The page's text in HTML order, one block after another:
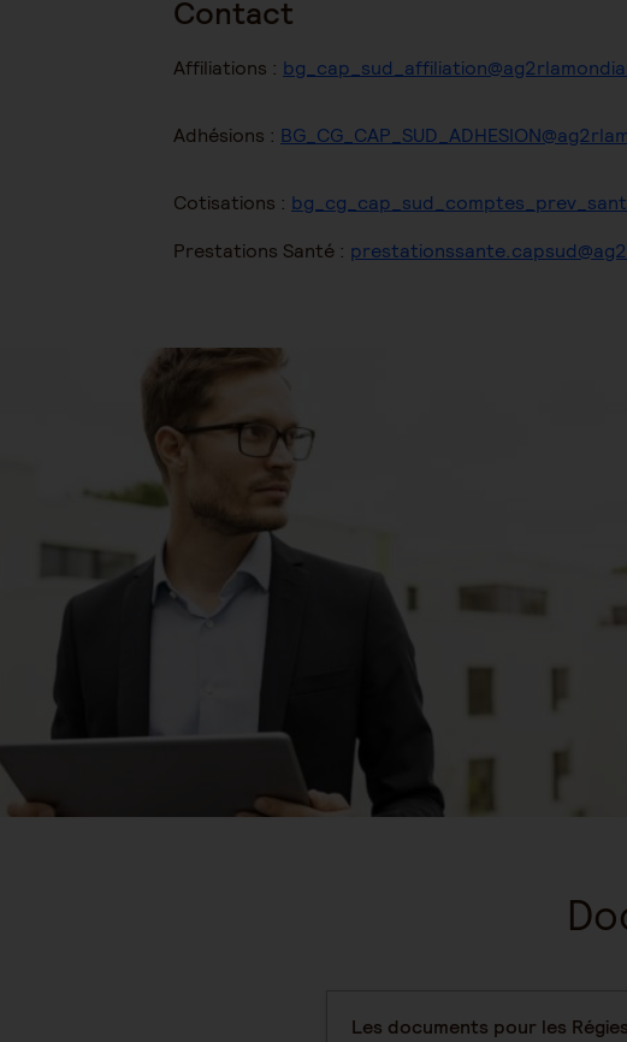
Contact
Affiliations :
Adhésions :
Cotisations :
Prestations Santé :
Les documents pour les